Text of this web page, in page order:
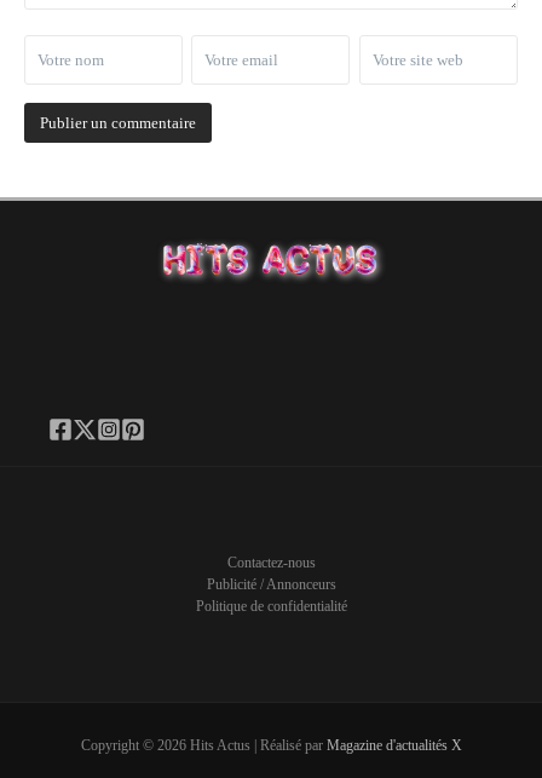
Contactez-nous
Publicité / Annonceurs
Politique de confidentialité
Copyright © 2026 Hits Actus | Réalisé par Magazine d'actualités X